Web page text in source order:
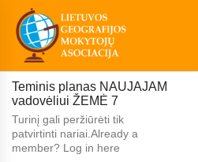
Teminis planas NAUJAJAM
vadovėliui ŽEMĖ 7
Turinį gali peržiūrėti tik
patvirtinti nariai.Already a
member? Log in here